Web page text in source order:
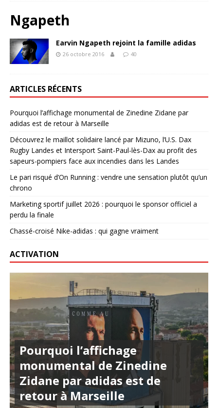
Ngapeth
Earvin Ngapeth rejoint la famille adidas
26 octobre 2016 40
ARTICLES RÉCENTS
Pourquoi l’affichage monumental de Zinedine Zidane par
adidas est de retour à Marseille
Découvrez le maillot solidaire lancé par Mizuno, l’U.S. Dax
Rugby Landes et Intersport Saint-Paul-lès-Dax au profit des
sapeurs-pompiers face aux incendies dans les Landes
Le pari risqué d’On Running : vendre une sensation plutôt qu’un
chrono
Marketing sportif juillet 2026 : pourquoi le sponsor officiel a
perdu la finale
Chassé-croisé Nike-adidas : qui gagne vraiment
ACTIVATION
Pourquoi l’affichage
monumental de Zinedine
Zidane par adidas est de
retour à Marseille